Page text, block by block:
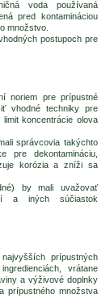
voda používaná
pred kontamináciou
množstvo.
postupoch pre
noriem pre prípustné
vhodné techniky pre
koncentrácie olova
správcovia takýchto
pre dekontamináciu,
korózia a zníži sa
by mali uvažovať
a iných súčiastok
prípustných
vrátane
a výživové doplnky
prípustného množstva